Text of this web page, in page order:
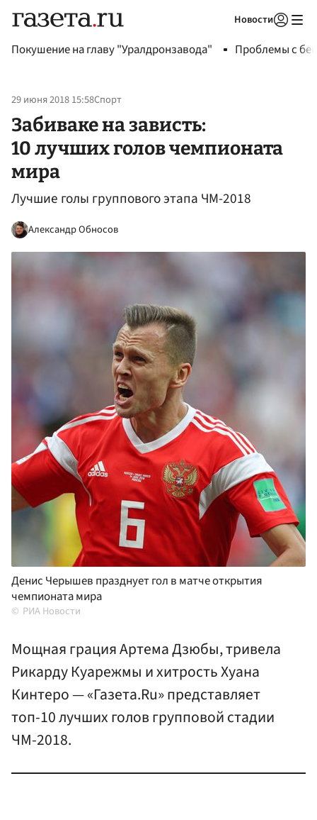
Новости
Покушение на главу "Уралдронзавода" Проблемы с
29 июня 2018 15:58Спорт
Забиваке на зависть:
10 лучших голов чемпионата
мира
Лучшие голы группового этапа ЧМ-2018
Александр Обносов
Денис Черышев празднует гол в матче открытия
чемпионата мира
РИА Новости
Мощная грация Артема Дзюбы, тривела
Рикарду Куарежмы и хитрость Хуана
Кинтеро — «Газета.Ru» представляет
топ-10 лучших голов групповой стадии
ЧМ-2018.